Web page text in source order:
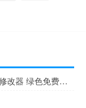
杨家将传奇修改器 绿色免费版（杨家将传奇修改器 绿色免费版功能简介）